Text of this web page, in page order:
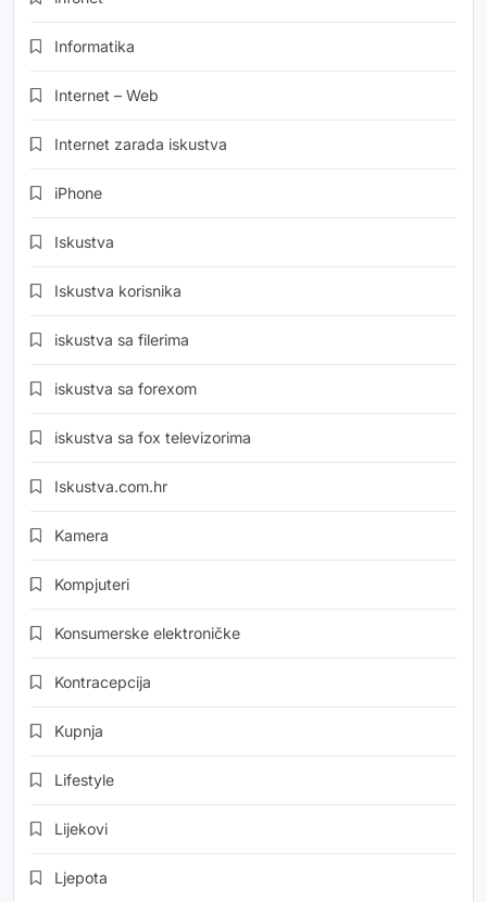
Informatika
Internet – Web
Internet zarada iskustva
iPhone
Iskustva
Iskustva korisnika
iskustva sa filerima
iskustva sa forexom
iskustva sa fox televizorima
Iskustva.com.hr
Kamera
Kompjuteri
Konsumerske elektroničke
Kontracepcija
Kupnja
Lifestyle
Lijekovi
Ljepota